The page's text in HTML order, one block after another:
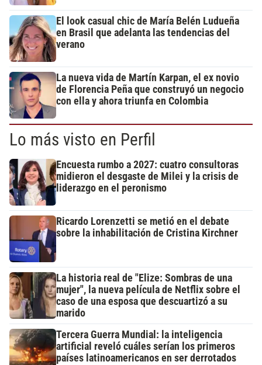
El look casual chic de María Belén Ludueña
en Brasil que adelanta las tendencias del
verano
La nueva vida de Martín Karpan, el ex novio
de Florencia Peña que construyó un negocio
con ella y ahora triunfa en Colombia
Lo más visto en Perfil
Encuesta rumbo a 2027: cuatro consultoras
midieron el desgaste de Milei y la crisis de
liderazgo en el peronismo
Ricardo Lorenzetti se metió en el debate
sobre la inhabilitación de Cristina Kirchner
La historia real de "Elize: Sombras de una
mujer", la nueva película de Netflix sobre el
caso de una esposa que descuartizó a su
marido
Tercera Guerra Mundial: la inteligencia
artificial reveló cuáles serían los primeros
países latinoamericanos en ser derrotados